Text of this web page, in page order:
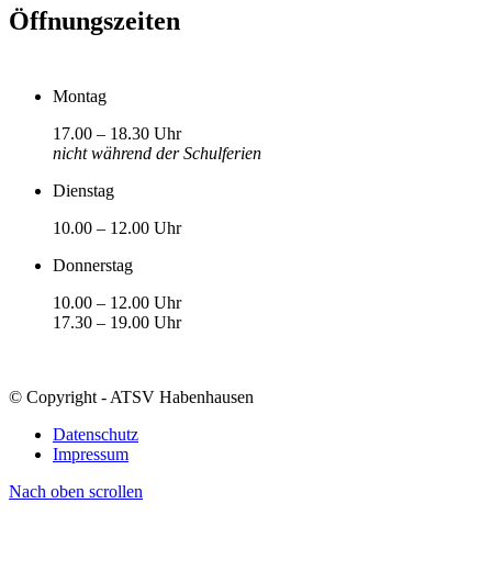
Öffnungszeiten
Montag
17.00 – 18.30 Uhr
nicht während der Schulferien
Dienstag
10.00 – 12.00 Uhr
Donnerstag
10.00 – 12.00 Uhr
17.30 – 19.00 Uhr
© Copyright - ATSV Habenhausen
Datenschutz
Impressum
Nach oben scrollen